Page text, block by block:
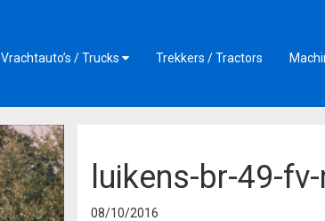
Vrachtauto’s / Trucks Trekkers / Tractors
luikens-br-49-
08/10/2016